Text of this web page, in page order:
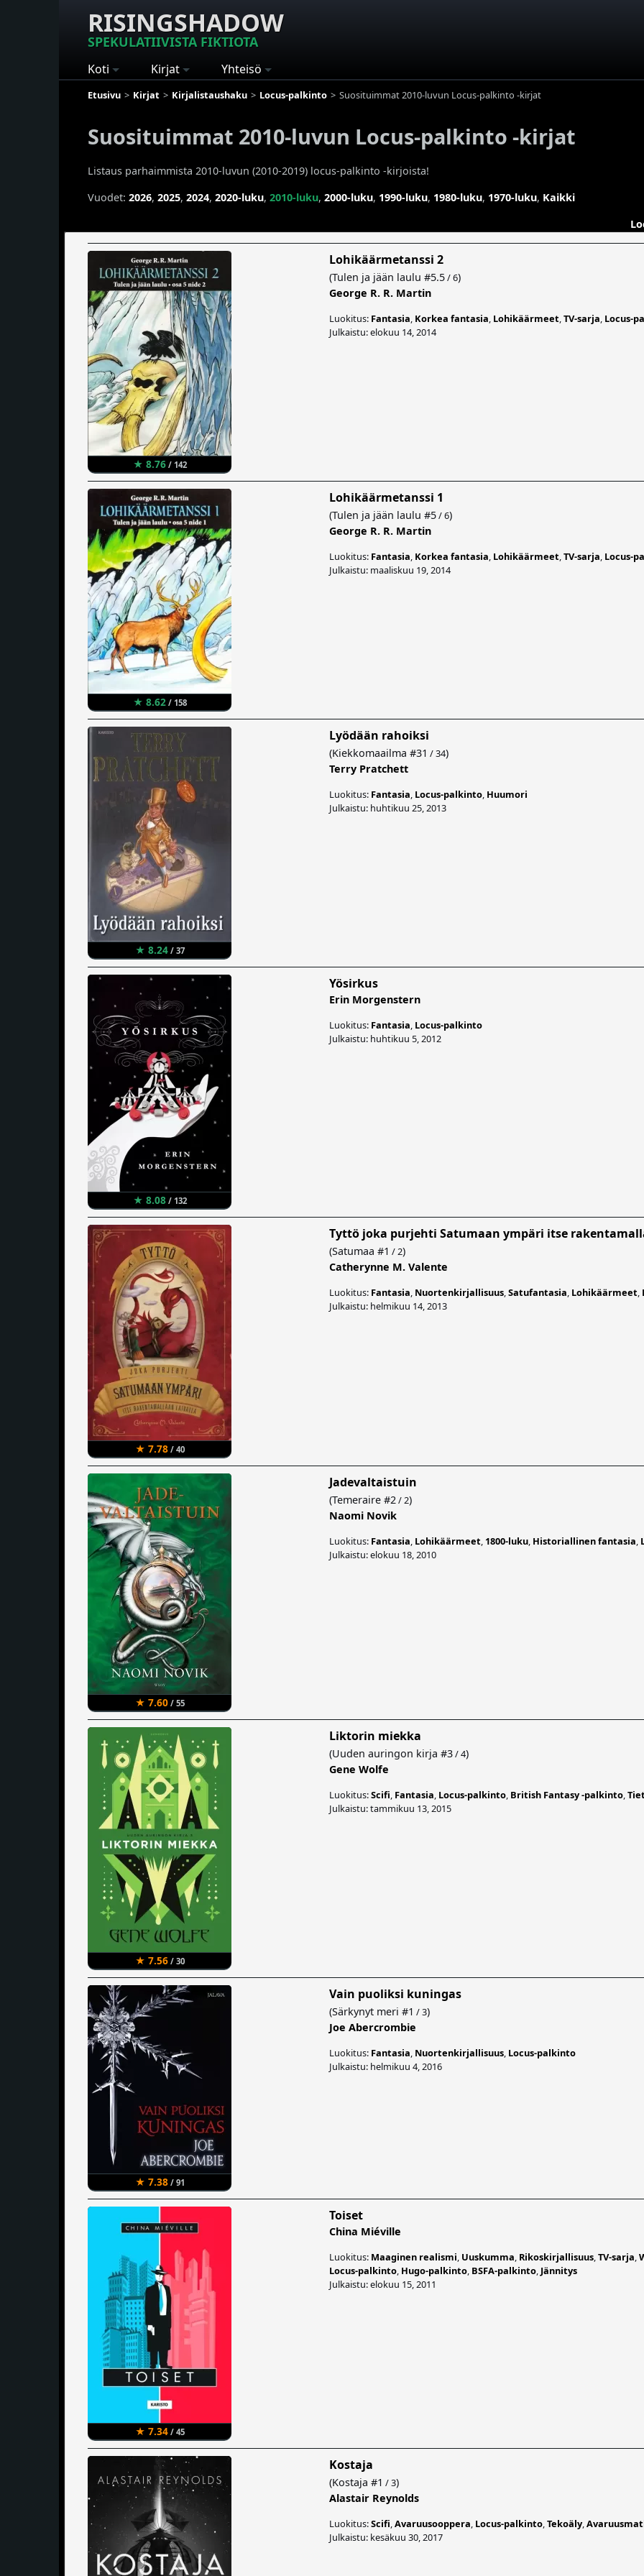
RISINGSHADOW
SPEKULATIIVISTA FIKTIOTA
Koti Kirjat Yhteisö
Etusivu Kirjat Kirjalistaushaku Locus-palkinto Suosituimmat 2010-luvun Locus-palkinto -kirjat
Suosituimmat 2010-luvun Locus-palkinto -kirjat
Listaus parhaimmista 2010-luvun (2010-2019) locus-palkinto -kirjoista!
Vuodet: 2026, 2025, 2024, 2020-luku, 2010-luku, 2000-luku, 1990-luku, 1980-luku, 1970-luku, Kaikki
★ 8.76/ 142
Lohikäärmetanssi 2
(Tulen ja jään laulu #5.5/ 6)
George R. R. Martin
Luokitus: Fantasia, Korkea fantasia, Lohikäärmeet,TV-sarja, Locus-
Julkaistu: elokuu 14, 2014
★ 8.62/ 158
Lohikäärmetanssi 1
(Tulen ja jään laulu #5/ 6)
George R. R. Martin
Luokitus: Fantasia, Korkea fantasia, Lohikäärmeet,TV-sarja, Locus-
Julkaistu: maaliskuu 19, 2014
★ 8.24/ 37
Lyödään rahoiksi
(Kiekkomaailma #31 / 34)
Terry Pratchett
Luokitus: Fantasia, Locus-palkinto, Huumori
Julkaistu: huhtikuu 25, 2013
★ 8.08/ 132
Yösirkus
Erin Morgenstern
Luokitus: Fantasia, Locus-palkinto
Julkaistu: huhtikuu 5, 2012
★ 7.78/ 40
Tyttö joka purjehti Satumaan ympäri itse
(Satumaa #1 / 2)
Catherynne M. Valente
Luokitus: Fantasia, Nuortenkirjallisuus,Satufantasia, Lohikäärmeet,
Julkaistu: helmikuu 14, 2013
★ 7.60/ 55
Jadevaltaistuin
(Temeraire #2 / 2)
Naomi Novik
Luokitus: Fantasia, Lohikäärmeet, 1800-luku, Historiallinen fantasia,
Julkaistu: elokuu 18, 2010
★ 7.56/ 30
Liktorin miekka
(Uuden auringon kirja #3/ 4)
Gene Wolfe
Luokitus:Scifi, Fantasia, Locus-palkinto, British Fantasy -palkinto,
Julkaistu: tammikuu 13, 2015
★ 7.38/ 91
Vain puoliksi kuningas
(Särkynyt meri #1 / 3)
Joe Abercrombie
Luokitus: Fantasia, Nuortenkirjallisuus, Locus-palkinto
Julkaistu: helmikuu 4, 2016
★ 7.34/ 45
Toiset
China Miéville
Luokitus: Maaginen realismi, Uuskumma, Rikoskirjallisuus,TV-sarja,
Locus-palkinto, Hugo-palkinto, BSFA-palkinto, Jännitys
Julkaistu: elokuu 15, 2011
Kostaja
(Kostaja #1 / 3)
Alastair Reynolds
Luokitus:Scifi,Avaruusooppera, Locus-palkinto,Tekoäly,
Julkaistu: kesäkuu 30, 2017